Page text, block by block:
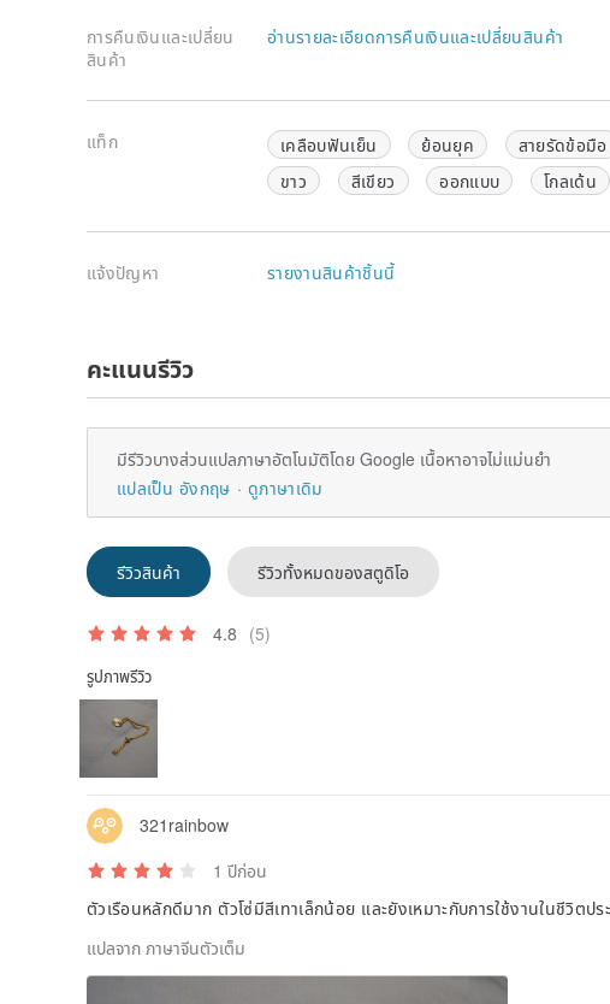
✧𝐕𝐈✧ different devices screen display
there are certain color
director will provide shopping assistance as possible.
✧𝐕𝐈𝐈𝐈✧ Welcome to follow the Facebook and IG in the
news and see more antique stories.
✧𝐈𝐗✧The director providespayment reservation
การคืนเงินและเปลี่ยน
สินค้า
อ่านรายละเอียดการคืนเงินและเปลี่ยนสินค้า
แท็ก เคลือบฟันเย็น ย้อนยุค สายรัดข้อมือ
ขาว
สีเขียว ออกแบบ โกลเด้น
แจ้งปัญหา รายงานสินค้าชิ้นนี้
คะแนนรีวิว
มีรีวิวบางส่วนแปลภาษาอัตโนมัติโดย Google เนื้อหาอาจไม่แม่นยำ
แปลเป็น อังกฤษ
ดูภาษาเดิม
รีวิวสินค้า รีวิวทั้งหมดของสตูดิโอ
4.8 (5)
รูปภาพรีวิว
321rainbow
1 ปีก่อน
ตัวเรือนหลักดีมาก ตัวโซ่มีสีเทาเล็กน้อย และยังเหมาะกับการใช้งานในชีวิตป
แปลจาก ภาษาจีนตัวเต็ม